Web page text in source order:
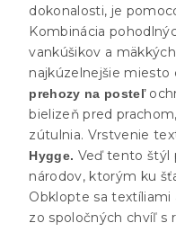
dokonalosti, je
Kombinácia
vankúšikov a
najkúzelnejšie miesto
prehozy na posteľ
bielizeň pred
zútulnia. Vrstvenie
Hygge. Veď tento štýl
národov, ktorým ku
Obklopte sa textíliami
zo spoločných chvíľ s